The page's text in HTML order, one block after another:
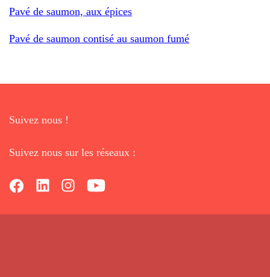
Pavé de saumon, aux épices
Pavé de saumon contisé au saumon fumé
Suivez nous !
Suivez nous sur les réseaux :